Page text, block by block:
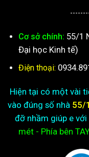
Cơ sở chính: 55/1
Đại học Kinh tế)
Điện thoại:
Hiện tại có một vài
vào đúng số nhà 55/1
đỡ nhầm giúp e với
mét - Phía bên